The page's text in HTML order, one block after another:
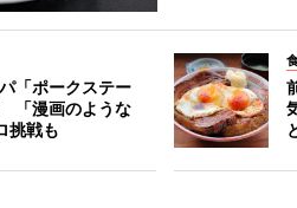
「ポークステー
「漫画のような
挑戦も